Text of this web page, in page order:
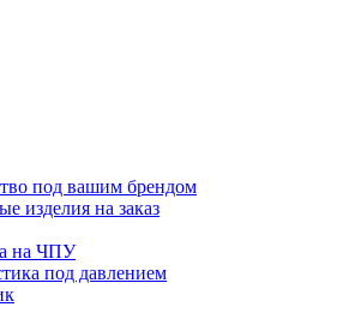
под вашим брендом
изделия на заказ
на ЧПУ
под давлением